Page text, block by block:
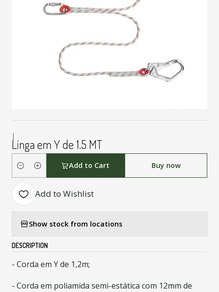
|
Linga em Y de 1.5 MT
Quantity
Add to Cart Buy now
Add to Wishlist
Show stock from locations
DESCRIPTION
- Corda em Y de 1,2m;
- Corda em poliamida semi-estática com 12mm de